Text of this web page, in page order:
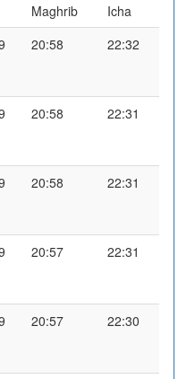
Maghrib
Icha
20:58 22:32
20:58 22:31
20:58 22:31
20:57 22:31
20:57 22:30